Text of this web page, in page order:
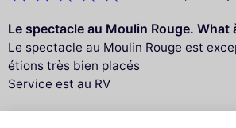
Le spectacle au Moulin Rouge. What
Le spectacle au Moulin Rouge est
étions très bien placés
Service est au RV